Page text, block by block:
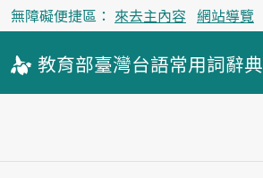
無障礙便捷區： 來去主內容 網站導覽
教育部臺灣台語常用詞辭典